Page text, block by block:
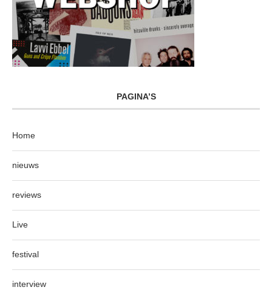
PAGINA’S
Home
nieuws
reviews
Live
festival
interview